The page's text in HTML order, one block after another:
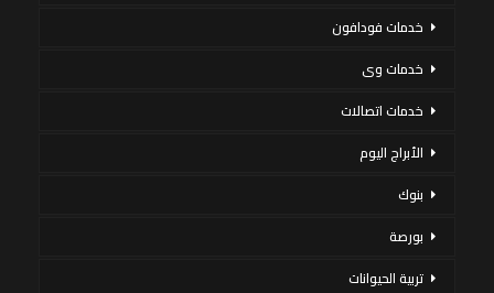
خدمات فودافون
خدمات وى
خدمات اتصالات
الأبراج اليوم
بنوك
بورصة
تربية الحيوانات